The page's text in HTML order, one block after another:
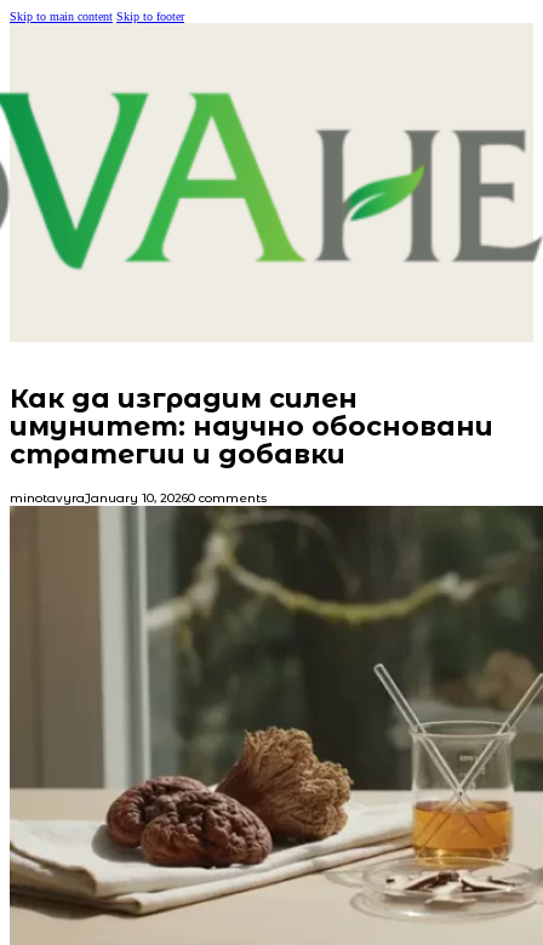
Skip to main content Skip to footer
Как да изградим силен
имунитет: научно обосновани
стратегии и добавки
minotavyraJanuary 10, 20260 comments